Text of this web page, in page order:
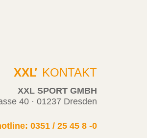
XXL
' KONTAKT
XXL SPORT GMBH
40 · 01237 Dresden
0351 / 25 45 8 -0